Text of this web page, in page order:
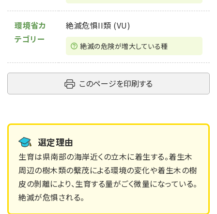
環境省カ
テゴリー
絶滅危惧II類 (VU)
絶滅の危険が増大している種
このページを印刷する
選定理由
生育は県南部の海岸近くの立木に着生する。着生木
周辺の樹木類の繫茂による環境の変化や着生木の樹
皮の剝離により、生育する量がごく微量になっている。
絶滅が危惧される。